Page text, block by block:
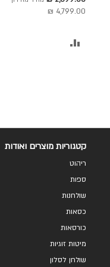
אבן משולב קדר חום דגם
מבצע
4,799.00 ₪
קטגוריות מוצרים ואודות
ריהוט
ספות
שולחנות
כסאות
כורסאות
מיטות זוגיות
שולחן לסלון